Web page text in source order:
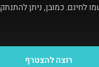
לחינם. כמובן, ניתן להתנתק
רוצה להצטרף